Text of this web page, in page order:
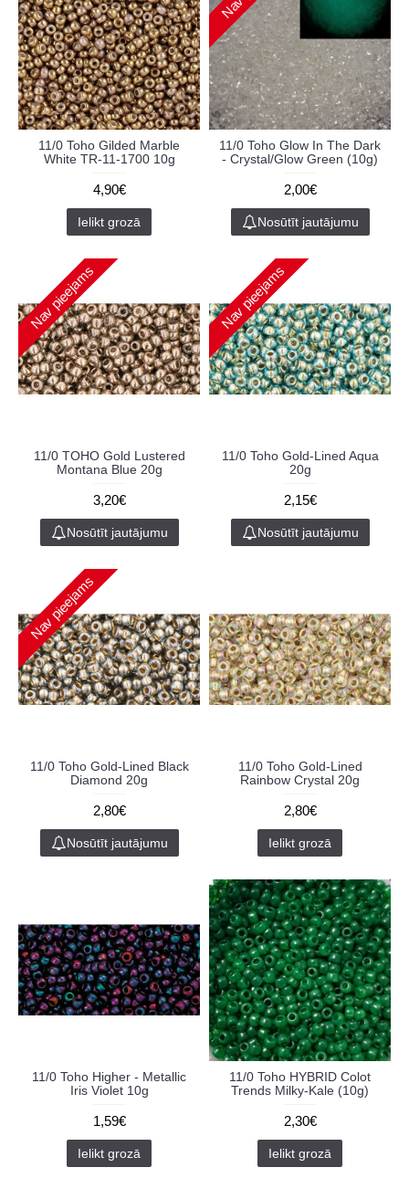
11/0 Toho Gilded Marble
White TR-11-1700 10g
4,90€
Ielikt grozā
11/0 Toho Glow In The Dark
- Crystal/Glow Green (10g)
2,00€
Nosūtīt jautājumu
Nav pieejams
11/0 TOHO Gold Lustered
Montana Blue 20g
3,20€
Nosūtīt jautājumu
Nav pieejams
11/0 Toho Gold-Lined Aqua
20g
2,15€
Nosūtīt jautājumu
Nav pieejams
11/0 Toho Gold-Lined Black
Diamond 20g
2,80€
Nosūtīt jautājumu
11/0 Toho Gold-Lined
Rainbow Crystal 20g
2,80€
Ielikt grozā
11/0 Toho Higher - Metallic
Iris Violet 10g
1,59€
Ielikt grozā
11/0 Toho HYBRID Colot
Trends Milky-Kale (10g)
2,30€
Ielikt grozā